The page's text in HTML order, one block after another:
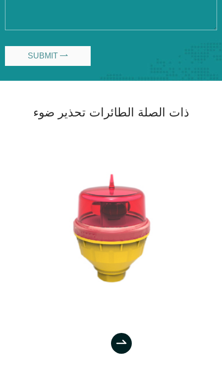
SUBMIT 
ذات الصلة الطائرات تحذير ضوء
